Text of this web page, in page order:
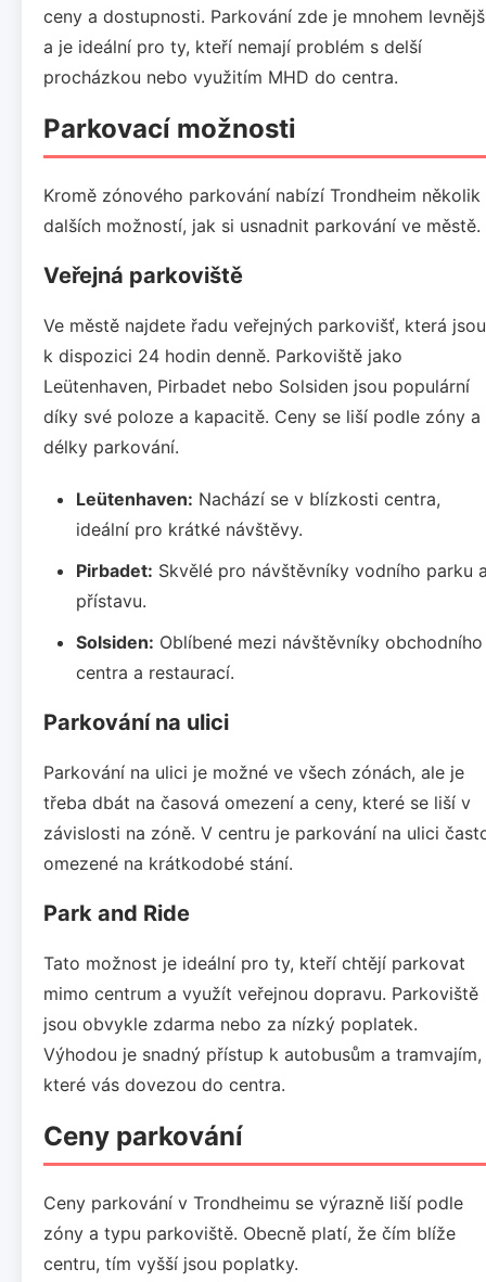
ceny a dostupnosti. Parkování zde je mnohem
a je ideální pro ty, kteří nemají problém s delší
procházkou nebo využitím MHD do centra.
Parkovací možnosti
Kromě zónového parkování nabízí Trondheim několik
dalších možností, jak si usnadnit parkování ve městě.
Veřejná parkoviště
Ve městě najdete řadu veřejných parkovišť, která jsou
k dispozici 24 hodin denně. Parkoviště jako
Leütenhaven, Pirbadet nebo Solsiden jsou populární
díky své poloze a kapacitě. Ceny se liší podle zóny a
délky parkování.
Leütenhaven: Nachází se v blízkosti centra,
ideální pro krátké návštěvy.
Pirbadet: Skvělé pro návštěvníky vodního parku
přístavu.
Solsiden: Oblíbené mezi návštěvníky obchodního
centra a restaurací.
Parkování na ulici
Parkování na ulici je možné ve všech zónách, ale je
třeba dbát na časová omezení a ceny, které se liší v
závislosti na zóně. V centru je parkování na ulici
omezené na krátkodobé stání.
Park and Ride
Tato možnost je ideální pro ty, kteří chtějí parkovat
mimo centrum a využít veřejnou dopravu. Parkoviště
jsou obvykle zdarma nebo za nízký poplatek.
Výhodou je snadný přístup k autobusům a tramvajím,
které vás dovezou do centra.
Ceny parkování
Ceny parkování v Trondheimu se výrazně liší podle
zóny a typu parkoviště. Obecně platí, že čím blíže
centru, tím vyšší jsou poplatky.